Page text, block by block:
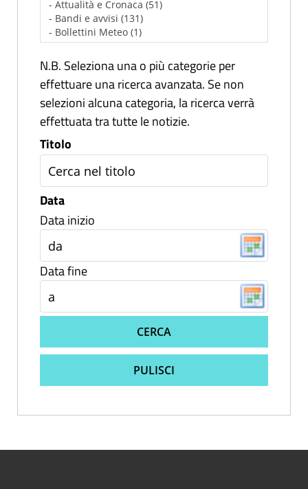
N.B. Seleziona una o più categorie per
effettuare una ricerca avanzata. Se non
selezioni alcuna categoria, la ricerca verrà
effettuata tra tutte le notizie.
Titolo
Data
Data inizio
Data fine
CERCA
PULISCI